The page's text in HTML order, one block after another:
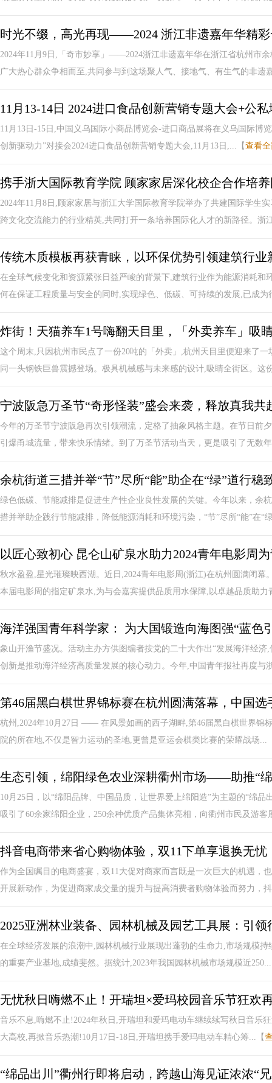
时光不缀，高光再现——2024 浙江非遗嘉年华精
2024年11月9日,「奇市妙享」——2024浙江非遗嘉年华在浙江省杭州市
广大热心群众争相而至,共同参与到这场聚人气、接地气、有生气的非遗
11月13-14日 2024进口食品创新营销专题大会+公
11月13日-15日,中国义乌国际小商品博览会-进口商品展将在义乌国际博
创新驱动力”对接会2024进口食品创新营销专题大会,11月13日,...【 查看
携手浙大国际教育学院 顾家家居深化校企合作培
2024年11月8日,顾家家居与浙江大学国际教育学院举办了共建国际学生
跨文化交流能力的行业精英,共同打开一条培养国际化人才的新路径。浙
传统木质模板再获青睐，以环保优势引领建筑行业
在全球气候变化和资源紧张日益严峻的背景下,建筑行业作为能源消耗
何在保证工程质量与安全的同时,实现绿色、低碳、可持续的发展,已成为
炸街！天猫养车1号嗨翻天目里，「外卖养车」吸
这个周末,只因杭州市民点了一份20吨的「外卖」,杭州天目里便迎来了
同一头钢铁巨兽震撼登场。极具机械感与未来感的设计,吸睛全街区。这
宁波阪急万圣节“奇形怪装”盛会来袭，释放真我共
今年的万圣节宁波阪急再次引领潮流，定格了抽象风格主题。在节日前
引爆甬城流量，带来快乐情绪。到了万圣节活动当天，更是吸引了无数
余杭街道三措并举“节”尽所“能”助企在“绿”道行稳
绿色低碳、节能减排是促进生产性企业良性发展的关键。今年以来，余
措并举助企践行节能减排，降低能源消耗和环境污染，“节”尽所“能”在“
以匠心致初心 昆仑山矿泉水助力2024青年电影周
秋水盈盈,星光璀璨映西湖。近日,2024青年电影周(浙江)在杭州圆满闭
本届电影周的指定矿泉水,为与会嘉宾提供品质用水保障,以卓越品质助力
海洋强国青年科学家： 为大国锻造向海图强“蓝色
象山开渔节盛况。活动主办方供图编者按党的二十大作出“发展海洋经
创新是推动海洋经济高质量发展的核心动力。今年,中国青年报社再度与
第46届黑白棋世界锦标赛在杭州圆满落幕，中国选
杭州,2024年10月27日 —— 在风景如画的西子湖畔,第46届黑白棋世界锦
院的所在地,不仅是智力运动的圣地,更曾是亚运会棋类比赛的荣耀战场...
生态引领，绵阳绿色农业深耕衢州市场——助推“
10月25日，以“绵阳品牌、中国品质，让世界爱上绵阳造”为主题的“绵
吸引了60余家绵阳企业，250余种优质产品集体亮相，向衢州市民及游客
抖音电商带来省心购物体验，双11下单享退换无忧
作为全国瞩目的电商盛宴，双11大促对商家而言既是一次巨大的机遇，
开展新动作，为促进商家成交量的提升与提高消费者购物体验而努力，
2025亚洲林业装备、园林机械及园艺工具展：引
在全球经济发展的浪潮中,园林机械行业展现出蓬勃的生命力,市场规模
的重要产业基地,成绩斐然。据统计,2023年我国园林机械市场规模近
无忧秋日嗨燃不止！开瑞坦×爱玛校园音乐节狂欢
音乐不息,嗨燃不止!2024年秋日,开瑞坦和爱玛电动车继续续写秋日音乐
大高校,再掀音乐热潮!10月17日-18日,开瑞坦携手爱玛电动车精心筹...【
“绵品出川”衢州行即将启动，跨越山海见证浓浓“